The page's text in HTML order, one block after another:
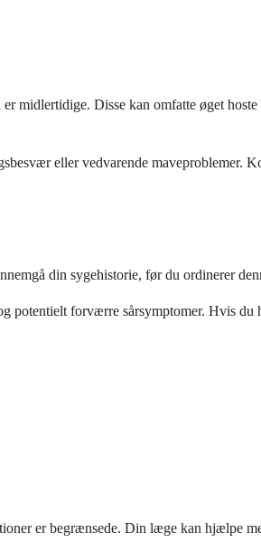
midlertidige. Disse kan omfatte øget
eller vedvarende maveproblemer.
din sygehistorie, før du ordinerer
potentielt forværre sårsymptomer. Hvis
er begrænsede. Din læge kan hjælpe